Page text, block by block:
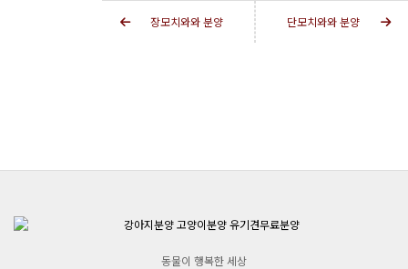
장모치와와 분양 단모치와와 분양
동물이 행복한 세상